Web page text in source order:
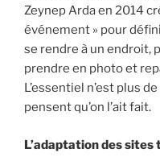
Zeynep Arda en 2014
événement » pour
se rendre à un endroit,
prendre en photo et
L’essentiel n’est plus
pensent qu’on l’ait fait.
L’adaptation des